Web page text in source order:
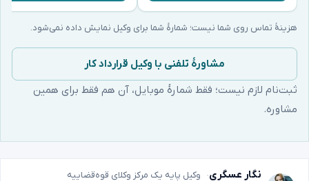
هزینهٔ تماس روی شما نیست؛ شمارهٔ شما برای وکیل نمایش داده نمی‌شود.
مشاورهٔ تلفنی با وکیل قرارداد کار
ثبت‌نام لازم نیست؛ فقط شمارهٔ موبایل، آن هم فقط برای همین
مشاوره.
نگار عسگری وکیل پایه یک مرکز وکلای قوه‌قضاییه